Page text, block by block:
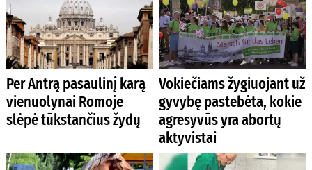
Per Antrą pasaulinį karą
vienuolynai Romoje
slėpė tūkstančius žydų
Vokiečiams žygiuojant už
gyvybę pastebėta, kokie
agresyvūs yra abortų
aktyvistai